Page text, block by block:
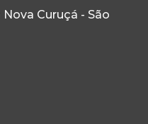
Curuçá - São